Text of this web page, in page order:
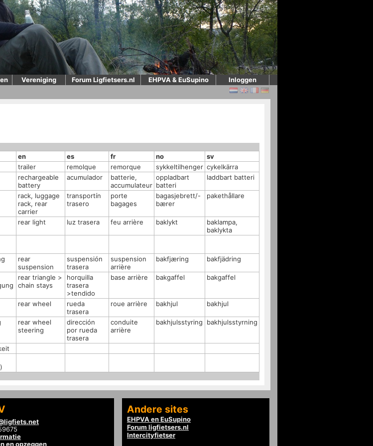
Vereniging Forum Ligfietsers.nl EHPVA & EuSupino Inloggen
en es fr no
sv
trailer remolque remorque sykkeltilhenger cykelkärra
rechargeable
battery
acumulador
batterie,
accumulateur
oppladbart
batteri
laddbart batteri
rack, luggage
rack, rear
carrier
transportín
trasero
porte
bagages
bagasjebrett/-
bærer
pakethållare
rear light luz trasera feu arrière baklykt
baklampa,
baklykta
rear
suspension
suspensión
trasera
suspension
arrière
bakfjæring bakfjädring
rear triangle >
chain stays
horquilla
trasera
>tendido
base arrière bakgaffel bakgaffel
rear wheel
rueda
trasera
roue arrière bakhjul bakhjul
rear wheel
steering
dirección
por rueda
trasera
conduite
arrière
bakhjulsstyring bakhjulsstyrning
en opzeggen
Andere sites
EHPVA en EuSupino
Forum ligfietsers.nl
Intercityfietser